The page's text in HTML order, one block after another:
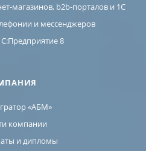
магазинов, b2b-порталов и 1С
и мессенджеров
8
«АБМ»
компании
и дипломы